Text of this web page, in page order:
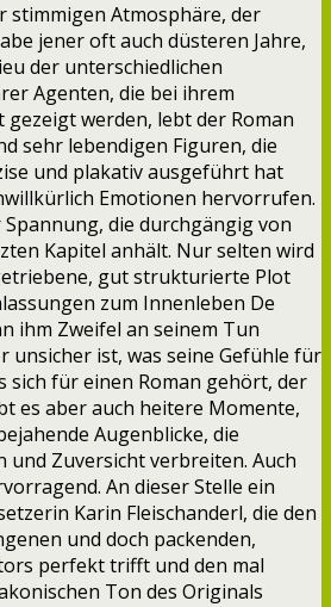
stimmigen Atmosphäre, der
jener oft auch düsteren Jahre,
der unterschiedlichen
Agenten, die bei ihrem
gezeigt werden, lebt der Roman
sehr lebendigen Figuren, die
und plakativ ausgeführt hat
Emotionen hervorrufen.
die durchgängig von
Kapitel anhält. Nur selten wird
gut strukturierte Plot
zum Innenleben De
ihm Zweifel an seinem Tun
unsicher ist, was seine Gefühle für
sich für einen Roman gehört, der
es aber auch heitere Momente,
Augenblicke, die
Zuversicht verbreiten. Auch
An dieser Stelle ein
Karin Fleischanderl, die den
und doch packenden,
perfekt trifft und den mal
Ton des Originals